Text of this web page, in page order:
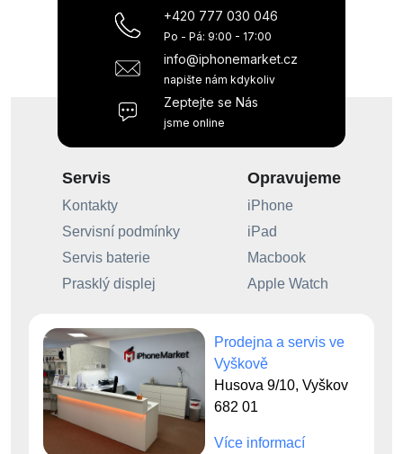
+420 777 030 046
Po - Pá: 9:00 - 17:00
info@iphonemarket.cz
napište nám kdykoliv
Zeptejte se Nás
jsme online
Servis
Kontakty
Servisní podmínky
Servis baterie
Prasklý displej
Opravujeme
iPhone
iPad
Macbook
Apple Watch
Prodejna a servis ve
Vyškově
Husova 9/10, Vyškov
682 01
Více informací